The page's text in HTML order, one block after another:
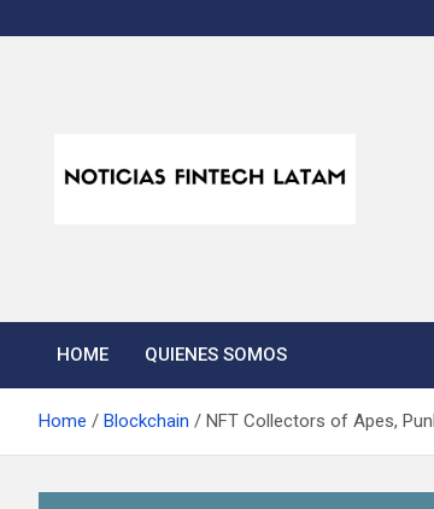
to
HOME QUIENES SOMOS
Home Blockchain NFT Collectors of Apes,